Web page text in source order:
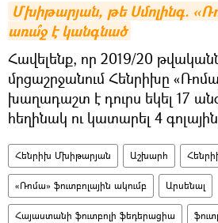
Մխիթարյան, թե Սմոլինգ.
առա՞ջ է կանգնած
Հավելենք, որ 2019/20
մրցաշրջանում Հենրիխը
խաղադաշտ է դուրս եկել 17
հեղինակ ու կատարել 4
Հենրիխ Մխիթարյան Աշխարհ
«Ռոմա» ֆուտբոլային ակումբ Արսենալ
Հայաստանի ֆուտբոլի ֆեդերացիա